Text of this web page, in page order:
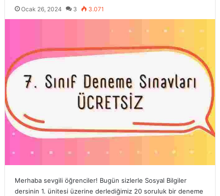
Ocak 26, 2024 3 3.071
Merhaba sevgili öğrenciler! Bugün sizlerle Sosyal Bilgiler
dersinin 1. ünitesi üzerine derlediğimiz 20 soruluk bir deneme